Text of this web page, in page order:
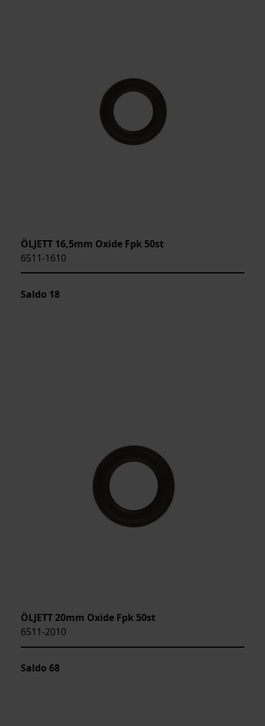
ÖLJETT 16,5mm Oxide Fpk 50st
6511-1610
Saldo 18
ÖLJETT 20mm Oxide Fpk 50st
6511-2010
Saldo 68